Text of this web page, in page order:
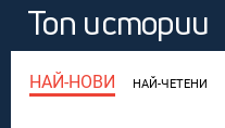
Топ истории
НАЙ-НОВИ НАЙ-ЧЕТЕНИ